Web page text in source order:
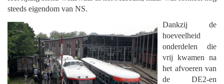
steeds eigendom van NS.
Dankzij de
hoeveelheid
onderdelen die
vrij kwamen na
het afvoeren van
de DE2-en